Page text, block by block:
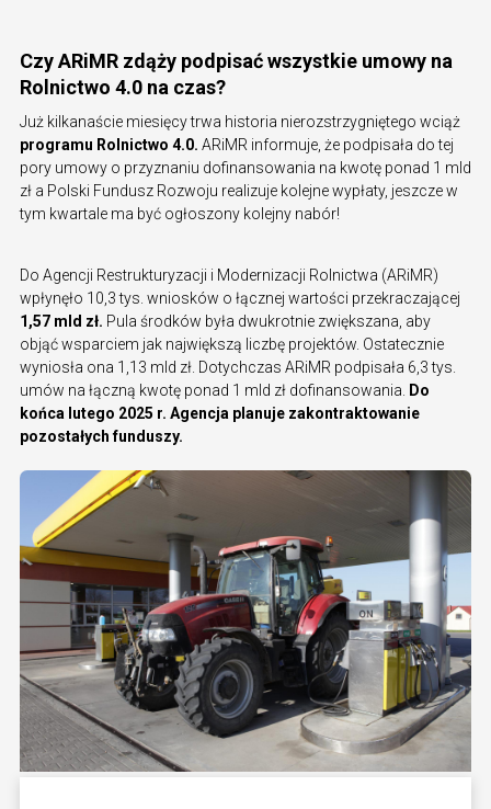
Czy ARiMR zdąży podpisać wszystkie umowy na
Rolnictwo 4.0 na czas?
Już kilkanaście miesięcy trwa historia nierozstrzygniętego wciąż
programu Rolnictwo 4.0. ARiMR informuje, że podpisała do tej
pory umowy o przyznaniu dofinansowania na kwotę ponad 1 mld
zł a Polski Fundusz Rozwoju realizuje kolejne wypłaty, jeszcze w
tym kwartale ma być ogłoszony kolejny nabór!
Do Agencji Restrukturyzacji i Modernizacji Rolnictwa (ARiMR)
wpłynęło 10,3 tys. wniosków o łącznej wartości przekraczającej
1,57 mld zł. Pula środków była dwukrotnie zwiększana, aby
objąć wsparciem jak największą liczbę projektów. Ostatecznie
wyniosła ona 1,13 mld zł. Dotychczas ARiMR podpisała 6,3 tys.
umów na łączną kwotę ponad 1 mld zł dofinansowania. Do
końca lutego 2025 r. Agencja planuje zakontraktowanie
pozostałych funduszy.